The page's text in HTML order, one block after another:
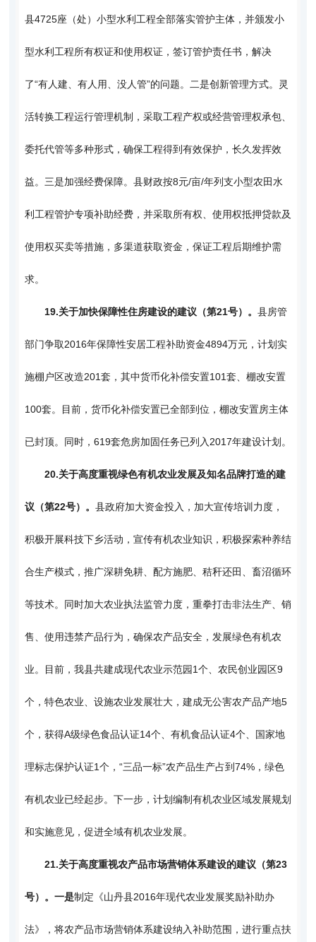
县4725座（处）小型水利工程全部落实管护主体，并颁发小
型水利工程所有权证和使用权证，签订管护责任书，解决
了“有人建、有人用、没人管”的问题。二是创新管理方式。灵
活转换工程运行管理机制，采取工程产权或经营管理权承包、
委托代管等多种形式，确保工程得到有效保护，长久发挥效
益。三是加强经费保障。县财政按8元/亩/年列支小型农田水
利工程管护专项补助经费，并采取所有权、使用权抵押贷款及
使用权买卖等措施，多渠道获取资金，保证工程后期维护需
求。
19.关于加快保障性住房建设的建议（第21号）。 县房管
部门争取2016年保障性安居工程补助资金4894万元，计划实
施棚户区改造201套，其中货币化补偿安置101套、棚改安置
100套。目前，货币化补偿安置已全部到位，棚改安置房主体
已封顶。同时，619套危房加固任务已列入2017年建设计划。
20.关于高度重视绿色有机农业发展及知名品牌打造的建
议（第22号）。 县政府加大资金投入，加大宣传培训力度，
积极开展科技下乡活动，宣传有机农业知识，积极探索种养结
合生产模式，推广深耕免耕、配方施肥、秸秆还田、畜沼循环
等技术。同时加大农业执法监管力度，重拳打击非法生产、销
售、使用违禁产品行为，确保农产品安全，发展绿色有机农
业。目前，我县共建成现代农业示范园1个、农民创业园区9
个，特色农业、设施农业发展壮大，建成无公害农产品产地5
个，获得A级绿色食品认证14个、有机食品认证4个、国家地
理标志保护认证1个，“三品一标”农产品生产占到74%，绿色
有机农业已经起步。下一步，计划编制有机农业区域发展规划
和实施意见，促进全域有机农业发展。
21.关于高度重视农产品市场营销体系建设的建议（第23
号）。一是制定《山丹县2016年现代农业发展奖励补助办
法》，将农产品市场营销体系建设纳入补助范围，进行重点扶